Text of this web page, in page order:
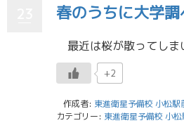
春のうちに大学調
+2
作成者: 東進衛星予備校 小松駅
カテゴリー: 東進衛星予備校 小